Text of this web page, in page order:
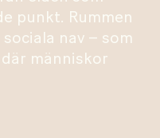
punkt. Rummen
nav – som
människor